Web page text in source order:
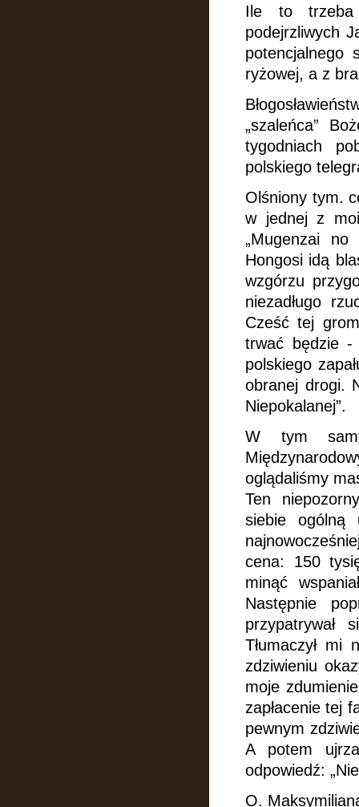
Ile to trzeba
podejrzliwych
potencjalnego
ryżowej, a z
„szaleńca”
tygodniach
polskiego
Olśniony tym.
w jednej z
„Mugenzai
Hongosi idą
wzgórzu
niezadługo
Cześć tej
trwać będzie
polskiego
obranej drogi.
Niepokalanej”.
W tym
oglądaliśmy
Ten
siebie
cena: 150
minąć
Następnie
przypatrywał
Tłumaczył
zdziwieniu
moje
zapłacenie tej
pewnym
A potem
odpowiedź:
O.